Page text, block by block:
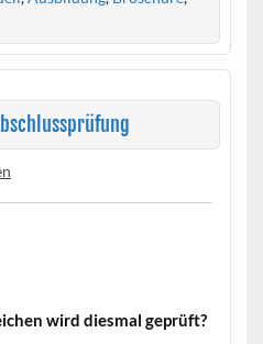
wird diesmal geprüft?